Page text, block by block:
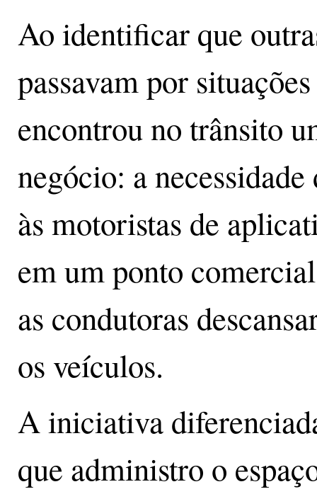
Ao identificar que
passavam por
encontrou no trânsito
negócio: a
às motoristas de
em um ponto
as condutoras
os veículos.
A iniciativa
que administro o